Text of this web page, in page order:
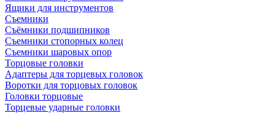
Ящики для инструментов
Съемники
Съёмники подшипников
Съемники стопорных колец
Съемники шаровых опор
Торцовые головки
Адаптеры для торцевых головок
Воротки для торцовых головок
Головки торцовые
Торцевые ударные головки